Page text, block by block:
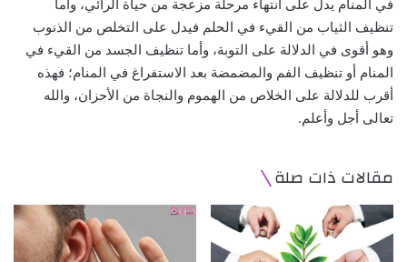
في المنام يدل على انتهاء مرحلة مزعجة من حياة الرائي، وأما
تنظيف الثياب من القيء في الحلم فيدل على التخلص من الذنوب
وهو أقوى في الدلالة على التوبة، وأما تنظيف الجسد من القيء في
المنام أو تنظيف الفم والمضمضة بعد الاستفراغ في المنام؛ فهذه
أقرب للدلالة على الخلاص من الهموم والنجاة من الأحزان، والله
تعالى أجل وأعلم.
مقالات ذات صلة